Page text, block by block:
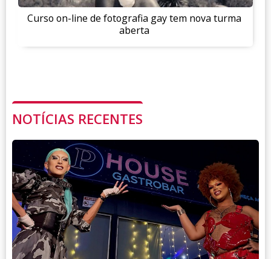
Curso on-line de fotografia gay tem nova turma
aberta
NOTÍCIAS RECENTES